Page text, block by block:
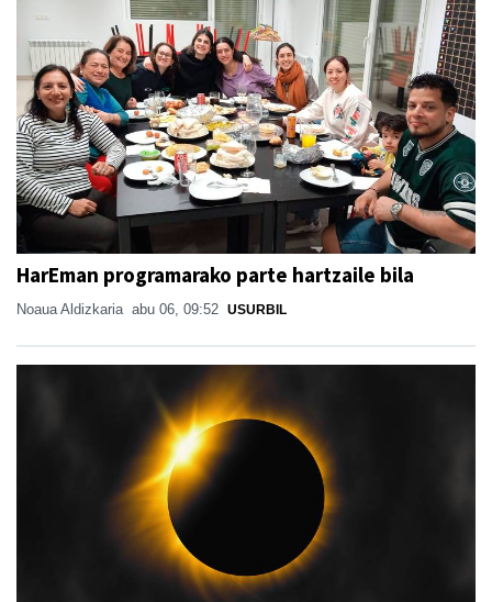
HarEman programarako parte hartzaile bila
Noaua Aldizkaria abu 06, 09:52 USURBIL